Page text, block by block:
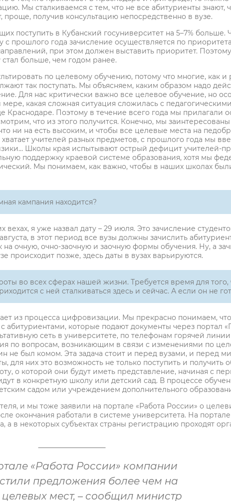
Мы сталкиваемся с тем, что не все абитуриенты знают,
получив консультацию непосредственно в вузе.
в Кубанский госуниверситет на 5–7% больше.
с прошлого года зачисление осуществляется по
при этом должен выставить приоритет.
больше, чем годом ранее.
по целевому обучению, потому что многие, как и
так поступать. Мы объясняем, каким образом надо
Для нас критически важно все целевое обучение, но
какая сложная ситуация сложилась с
Краснодаре. Поэтому в течение всего года мы прилагали
что из этого получится. Конечно, мы
ни на есть высоким, и чтобы все целевые места на
учителей разных предметов, с прошлого года мы
Школы края испытывают острый дефицит учителей-
поддержку краевой системе образования, хотя мы
Мы понимаем, как важно, чтобы в наших школах
кампания находится?
я уже назвал дату – 29 июля. Это зачисление
в этот период все вузы должны зачислить
очную, очно-заочную и заочную формы обучения. Ну, а
происходит позже, здесь даты в вузах варьируются.
во всех сферах нашей жизни. Требуется время для того,
с ней сталкиваться здесь и сейчас. А если он не
из процесса цифровизации. Мы прекрасно понимаем,
которые подают документы через портал
сеть в университете, по телефонам горячей
по вопросам, возникающим в связи с изменениями по
не был комом. Эта задача стоит и перед вузами, и перед
для них это возможность не только поступить и получить
о которой они будут иметь представление, начиная с
в конкретную школу или детский сад. В процессе
садом или учреждением дополнительного
и мы тоже заявили на портале «Работа России» о
окончания работали в системе университета. На
а в некоторых субъектах страны регистрацию проходят
«Работа России» компании
предложения более чем на
целевых мест, – сообщил министр